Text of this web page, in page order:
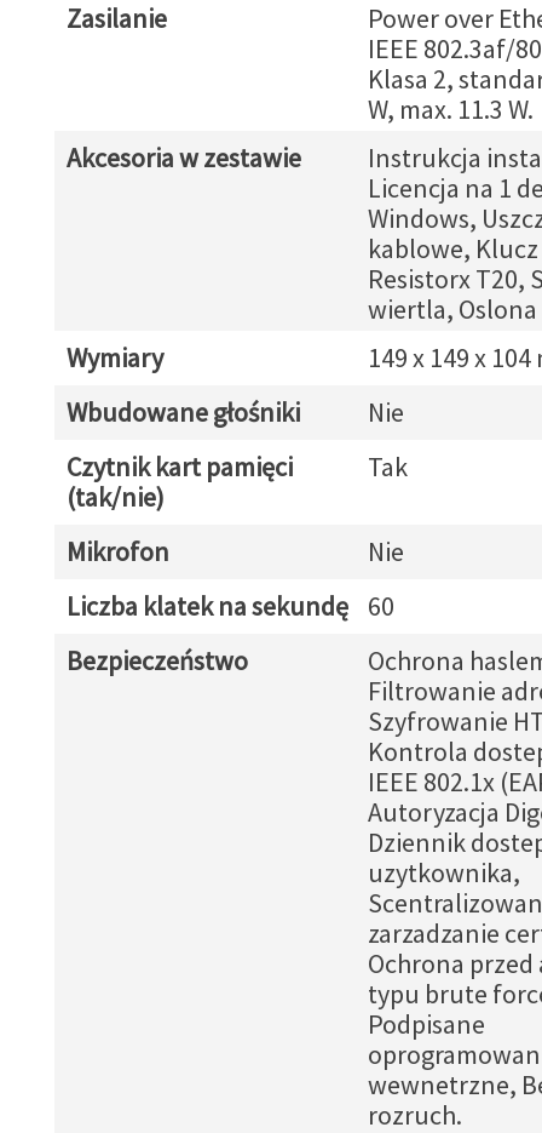
Zasilanie
Power over
IEEE 802.3af/
Klasa 2,
W, max. 11.3 W.
Akcesoria w zestawie
Instrukcja
Licencja na 1
Windows,
kablowe, Klucz
Resistorx T20,
wiertla, Oslona
Wymiary
149 x 149 x 104
Wbudowane głośniki
Nie
Czytnik kart pamięci
(tak/nie)
Tak
Mikrofon
Nie
Liczba klatek na sekundę
60
Bezpieczeństwo
Ochrona
Filtrowanie
Szyfrowanie
Kontrola
IEEE 802.1x
Autoryzacja
Dziennik
uzytkownika,
zarzadzanie
Ochrona
typu brute
Podpisane
wewnetrzne,
rozruch.